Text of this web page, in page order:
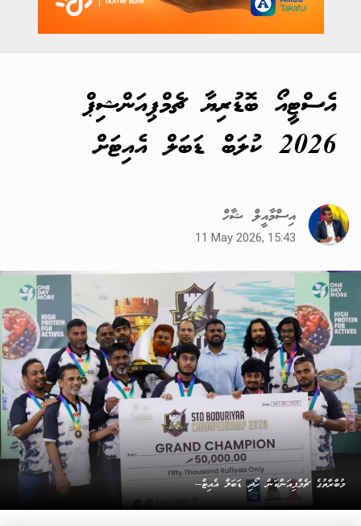
އެސްޓީއޯ ބޮޑުރިޔާ ޗެމްޕިއަންޝިޕް
2026 ކުލަބް ޑަބަލް އެއިޓަށް
އިސްމާއީލް ޝާހް
11 May 2026, 15:43
މުބާރާތުގެ ޗެމްޕިއަންކަން ހޯދި ޑަބަލް އެއިޓް--